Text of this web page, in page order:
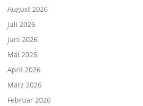
August 2026
Juli 2026
Juni 2026
Mai 2026
April 2026
März 2026
Februar 2026